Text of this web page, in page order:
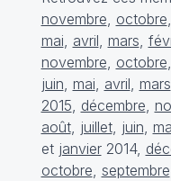
novembre, octobre,
mai, avril, mars,
novembre, octobre
juin, mai, avril, mars
2015, décembre,
août, juillet, juin,
et janvier2014,
octobre, septembre